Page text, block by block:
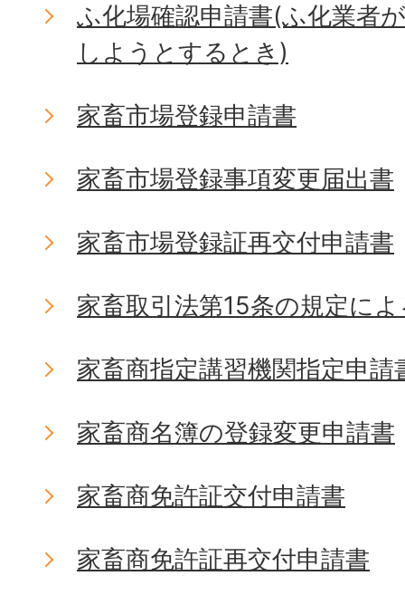
ふ化場確認申請書(ふ化業者
しようとするとき)
家畜市場登録申請書
家畜市場登録事項変更届出書
家畜市場登録証再交付申請書
家畜取引法第15条の規定に
家畜商指定講習機関指定申請
家畜商名簿の登録変更申請書
家畜商免許証交付申請書
家畜商免許証再交付申請書